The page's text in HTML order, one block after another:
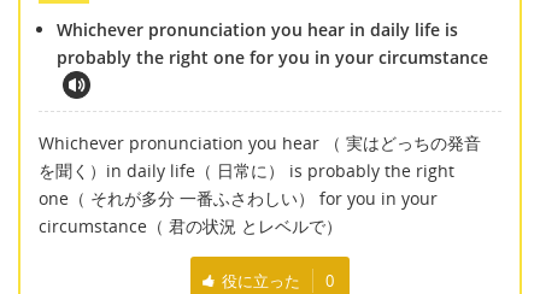
Whichever pronunciation you hear in daily life is
probably the right one for you in your circumstance
Whichever pronunciation you hear （ 実はどっちの発音
を聞く）in daily life（ 日常に） is probably the right
one（ それが多分 一番ふさわしい） for you in your
circumstance（ 君の状況 とレベルで）
役に立った 0